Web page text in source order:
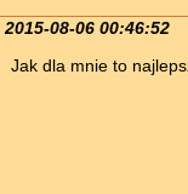
2015-08-06 00:46:52
Jak dla mnie to